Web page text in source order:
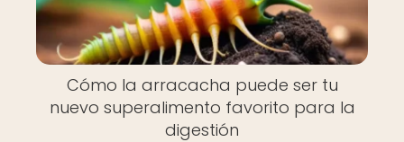
Cómo la arracacha puede ser tu
nuevo superalimento favorito para la
digestión